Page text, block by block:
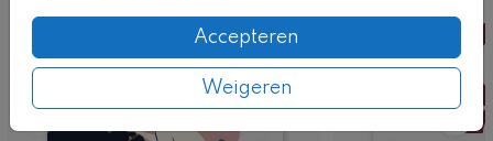
Accepteren
Weigeren